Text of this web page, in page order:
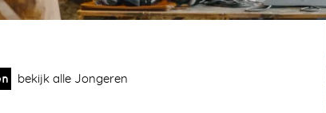
bekijk alle Jongeren